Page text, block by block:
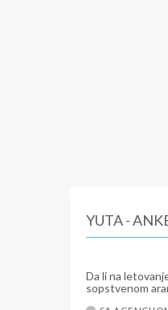
YUTA -
Da li na
sopstvenom